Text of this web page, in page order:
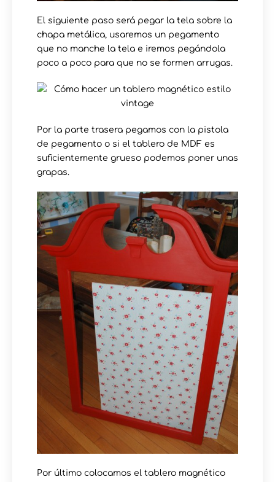
El siguiente paso será pegar la tela sobre la
chapa metálica, usaremos un pegamento
que no manche la tela e iremos pegándola
poco a poco para que no se formen arrugas.
Por la parte trasera pegamos con la pistola
de pegamento o si el tablero de MDF es
suficientemente grueso podemos poner unas
grapas.
Por último colocamos el tablero magnético